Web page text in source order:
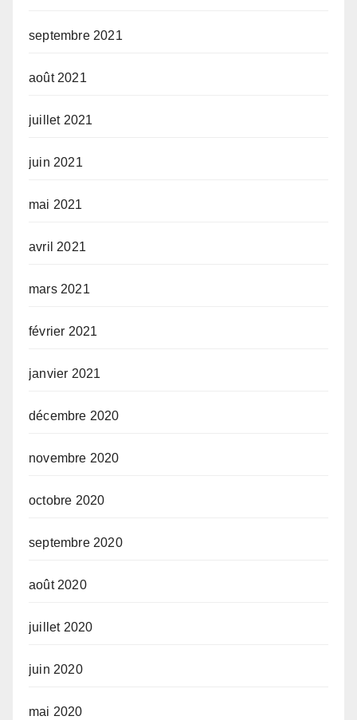
septembre 2021
août 2021
juillet 2021
juin 2021
mai 2021
avril 2021
mars 2021
février 2021
janvier 2021
décembre 2020
novembre 2020
octobre 2020
septembre 2020
août 2020
juillet 2020
juin 2020
mai 2020